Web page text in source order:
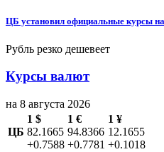
ЦБ установил официальные курсы на
Рубль резко дешевеет
Курсы валют
на 8 августа 2026
ЦБ
1 $
82.1665
+0.7588
1 €
94.8366
+0.7781
1 ¥
12.1655
+0.1018